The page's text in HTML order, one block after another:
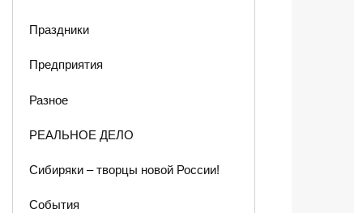
Праздники
Предприятия
Разное
РЕАЛЬНОЕ ДЕЛО
Сибиряки – творцы новой России!
События